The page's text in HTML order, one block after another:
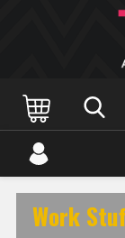
Work